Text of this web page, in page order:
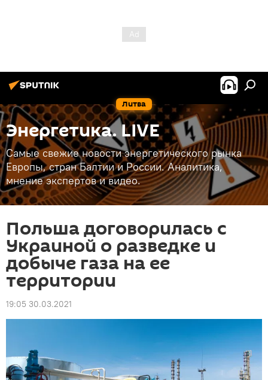
Литва
Энергетика. LIVE
Самые свежие новости энергетического рынка
Европы, стран Балтии и России. Аналитика,
мнение экспертов и видео.
Польша договорилась с
Украиной о разведке и
добыче газа на ее
территории
19:05 30.03.2021